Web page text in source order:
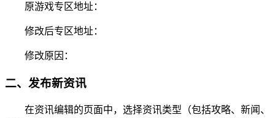
原游戏专区地址：
修改后专区地址：
修改原因：
二、发布新资讯
在资讯编辑的页面中，选择资讯类型（包括攻略、新闻、